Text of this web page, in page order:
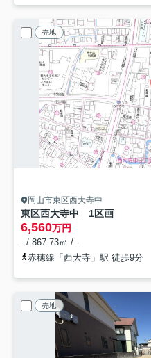
売地
岡山市東区西大寺中
東区西大寺中 1区画
6,560万円
- / 867.73㎡ / -
赤穂線「西大寺」駅 徒歩9分
売地